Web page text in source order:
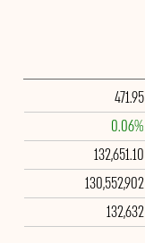
471.95
0.06%
132,651.10
130,552,902
132,632